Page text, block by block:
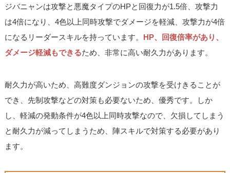
ジバニャンは攻撃と悪魔タイプのHPと回復力が1.5倍、攻撃力
は4倍になり、4色以上同時攻撃でダメージを軽減、攻撃力が4倍
になるリーダースキルを持っています。 HP、回復倍率があり、
ダメージ軽減もできるため、非常に高い耐久力があります。
耐久力が高いため、高難度ダンジョンの攻撃を受けきることが
でき、先制攻撃などの対策も必要ないため、優秀です。しか
し、軽減の発動条件が4色以上同時攻撃なので、欠損してしまう
と耐久力が減ってしまうため、陣スキルで対策する必要があり
ます。